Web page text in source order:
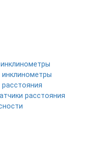
расстояния